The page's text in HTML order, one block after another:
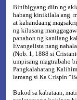
Binibigyang diin ng
habang kinikilala ang
at kahandaang
ng kilusang
panahon ng kanilang
Evangelista nang
(Nob. 1, 1888 si
umpisang magtrabaho
Pangkalahatang
lamang si Ka Crispin
Bukod sa kabataan,